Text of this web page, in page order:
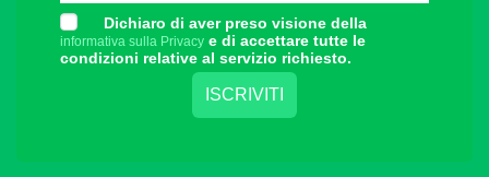
Dichiaro di aver preso visione della
informativa sulla Privacy e di accettare tutte le
condizioni relative al servizio richiesto.